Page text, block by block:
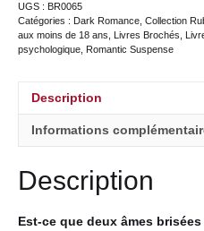
UGS : BR0065
Catégories : Dark Romance Collection
aux moins de 18 ans
Livres Brochés
psychologique
Romantic Suspense
Description
Informations
Description
Est-ce que deux âmes